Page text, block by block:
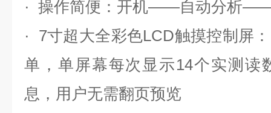
· 操作简便：开机——自动分析
· 7寸超大全彩色LCD触摸控制屏
单，单屏幕每次显示14个实测读
息，用户无需翻页预览